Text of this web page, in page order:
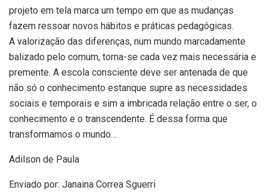
projeto em tela marca um tempo em que as mudanças
fazem ressoar novos hábitos e práticas pedagógicas.
A valorização das diferenças, num mundo marcadamente
balizado pelo comum, torna-se cada vez mais necessária e
premente. A escola consciente deve ser antenada de que
não só o conhecimento estanque supre as necessidades
sociais e temporais e sim a imbricada relação entre o ser, o
conhecimento e o transcendente. É dessa forma que
transformamos o mundo…
Adilson de Paula
Enviado por: Janaina Correa Sguerri